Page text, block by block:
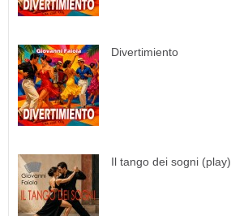
Divertimiento
Il tango dei sogni (play)